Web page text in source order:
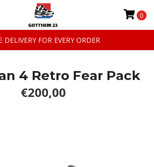
DELIVERY FOR EVERY ORDER
0
4 Retro Fear Pack
€200,00